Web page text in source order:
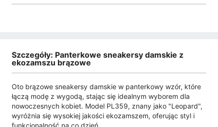
Szczegóły: Panterkowe sneakersy damskie z
ekozamszu brązowe
Oto brązowe sneakersy damskie w panterkowy wzór, które
łączą modę z wygodą, stając się idealnym wyborem dla
nowoczesnych kobiet. Model PL359, znany jako "Leopard",
wyróżnia się wysokiej jakości ekozamszem, oferując styl i
funkcjonalność na co dzień.